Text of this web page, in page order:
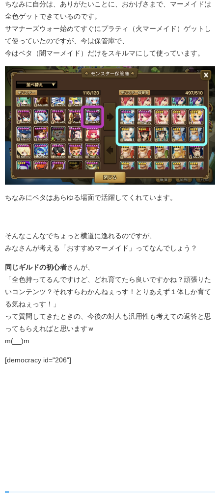
ちなみに自分は、ありがたいことに、おかげさまで、マーメイドは
全色ゲットできているのです。
サマナーズウォー始めてすぐにプラティ（火マーメイド）ゲットし
て使っていたのですが、今は保管庫で、
今はベタ（闇マーメイド）だけをスキルマにして使っています。
ちなみにベタはあらゆる場面で活躍してくれています。
そんなこんなでちょっと横道に逸れるのですが、
みなさんが考える「おすすめマーメイド」ってなんでしょう？
同じギルドの初心者さんが、
「全色持ってるんですけど、どれ育てたら良いですかね？頑張りた
いコンテンツ？それすらわかんねぇっす！とりあえず１体しか育て
る気ねぇっす！」
って質問してきたときの、今後の対人も汎用性も考えての返答と思
ってもらえればと思いますｗ
m(__)m
[democracy id="206"]